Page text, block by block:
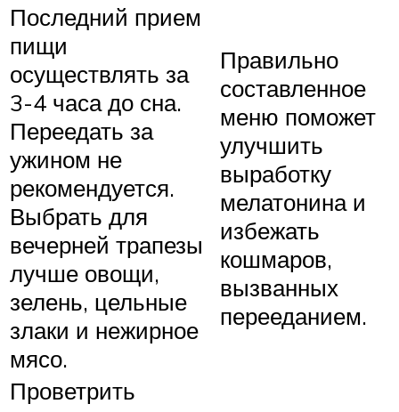
Последний прием
пищи
осуществлять за
3-4 часа до сна.
Переедать за
ужином не
рекомендуется.
Выбрать для
вечерней трапезы
лучше овощи,
зелень, цельные
злаки и нежирное
мясо.
Правильно
составленное
меню поможет
улучшить
выработку
мелатонина и
избежать
кошмаров,
вызванных
перееданием.
Проветрить